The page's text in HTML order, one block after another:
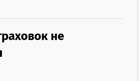
не